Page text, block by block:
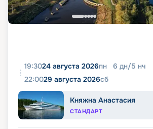
19:3024 августа 2026пн 6 дн/5 нч
22:0029 августа 2026сб
Княжна Анастасия
СТАНДАРТ